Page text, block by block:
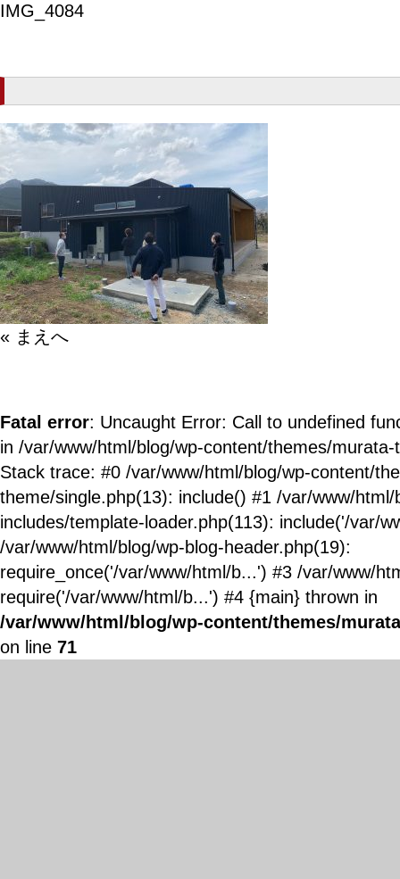
IMG_4084
« まえへ
Fatal error: Uncaught Error: Call to undefined
in /var/www/html/blog/wp-content/themes/
Stack trace: #0 /var/www/html/blog/wp-content/
theme/single.php(13): include() #1 /var/www/html/
includes/template-loader.php(113): include('/var/
/var/www/html/blog/wp-blog-header.php(19):
require_once('/var/www/html/b...') #3 /var/www/
require('/var/www/html/b...') #4 {main} thrown in
/var/www/html/blog/wp-content/themes/
on line 71